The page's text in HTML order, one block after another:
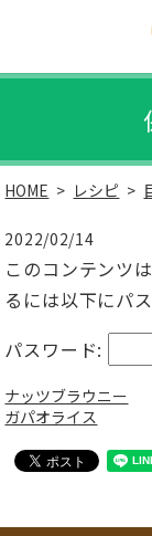
HOME レシピ
2022/02/14
このコンテンツ
るには以下にパ
パスワード:
ナッツブラウニー
ガパオライス